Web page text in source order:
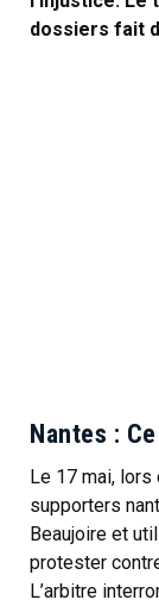
dossiers fait
Nantes :
Le 17 mai, lors
supporters
Beaujoire et
protester
L’arbitre